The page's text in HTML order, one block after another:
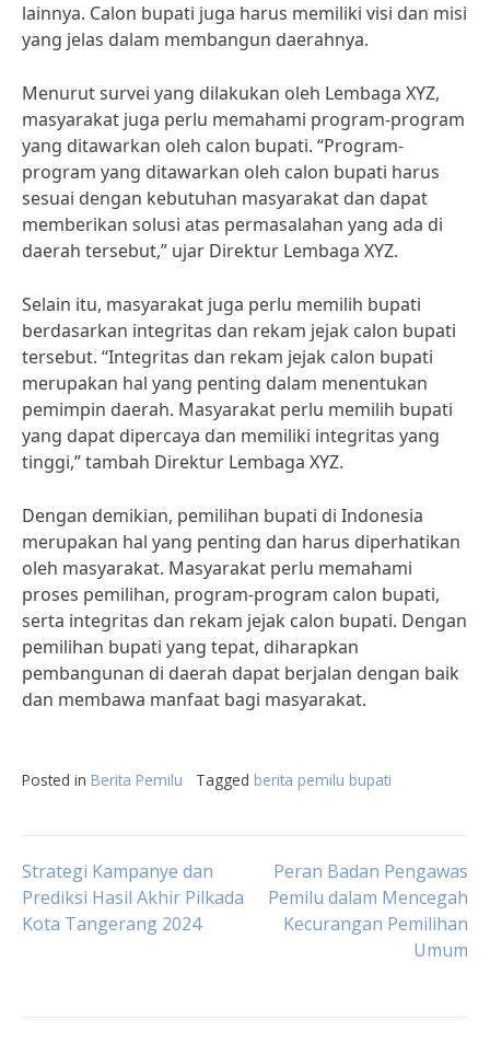
lainnya. Calon bupati juga harus memiliki visi dan misi
yang jelas dalam membangun daerahnya.
Menurut survei yang dilakukan oleh Lembaga XYZ,
masyarakat juga perlu memahami program-program
yang ditawarkan oleh calon bupati. “Program-
program yang ditawarkan oleh calon bupati harus
sesuai dengan kebutuhan masyarakat dan dapat
memberikan solusi atas permasalahan yang ada di
daerah tersebut,” ujar Direktur Lembaga XYZ.
Selain itu, masyarakat juga perlu memilih bupati
berdasarkan integritas dan rekam jejak calon bupati
tersebut. “Integritas dan rekam jejak calon bupati
merupakan hal yang penting dalam menentukan
pemimpin daerah. Masyarakat perlu memilih bupati
yang dapat dipercaya dan memiliki integritas yang
tinggi,” tambah Direktur Lembaga XYZ.
Dengan demikian, pemilihan bupati di Indonesia
merupakan hal yang penting dan harus diperhatikan
oleh masyarakat. Masyarakat perlu memahami
proses pemilihan, program-program calon bupati,
serta integritas dan rekam jejak calon bupati. Dengan
pemilihan bupati yang tepat, diharapkan
pembangunan di daerah dapat berjalan dengan baik
dan membawa manfaat bagi masyarakat.
Posted in Berita Pemilu Tagged berita pemilu bupati
Post
navigation
Strategi Kampanye dan
Prediksi Hasil Akhir Pilkada
Kota Tangerang 2024
Peran Badan Pengawas
Pemilu dalam Mencegah
Kecurangan Pemilihan
Umum